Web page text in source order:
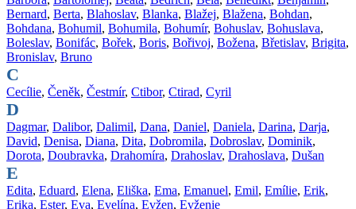
Bernard, Berta, Blahoslav, Blanka, Blažej, Blažena, Bohdan,
Bohdana, Bohumil, Bohumila, Bohumír, Bohuslav, Bohuslava,
Boleslav, Bonifác, Bořek, Boris, Bořivoj, Božena, Břetislav, Brigita,
Bronislav, Bruno
C
Cecílie, Čeněk, Čestmír, Ctibor, Ctirad, Cyril
D
Dagmar, Dalibor, Dalimil, Dana, Daniel, Daniela, Darina, Darja,
David, Denisa, Diana, Dita, Dobromila, Dobroslav, Dominik,
Dorota, Doubravka, Drahomíra, Drahoslav, Drahoslava, Dušan
E
Edita, Eduard, Elena, Eliška, Ema, Emanuel, Emil, Emílie, Erik,
Erika, Ester, Eva, Evelína, Evžen, Evženie